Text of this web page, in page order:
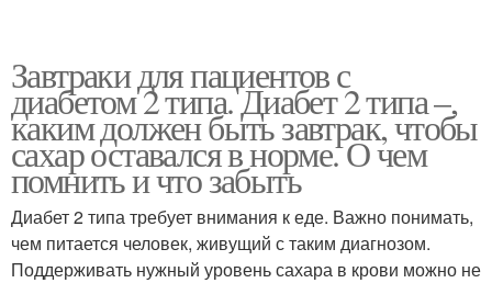
Завтраки для пациентов с
диабетом 2 типа. Диабет 2 типа –,
каким должен быть завтрак, чтобы
сахар оставался в норме. О чем
помнить и что забыть
Диабет 2 типа требует внимания к еде. Важно понимать,
чем питается человек, живущий с таким диагнозом.
Поддерживать нужный уровень сахара в крови можно не